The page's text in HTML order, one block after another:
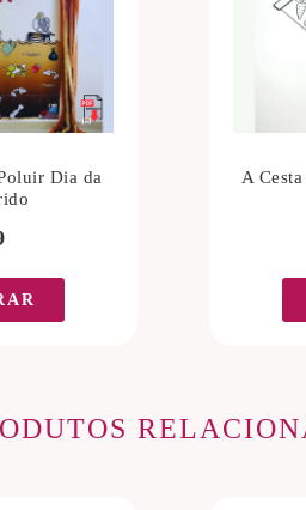
Dia da
A